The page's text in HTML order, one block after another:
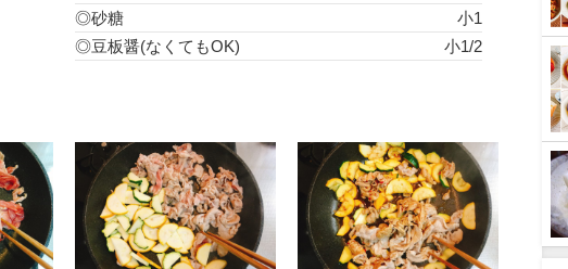
◎砂糖
小1
◎豆板醤(なくてもOK)
小1/2